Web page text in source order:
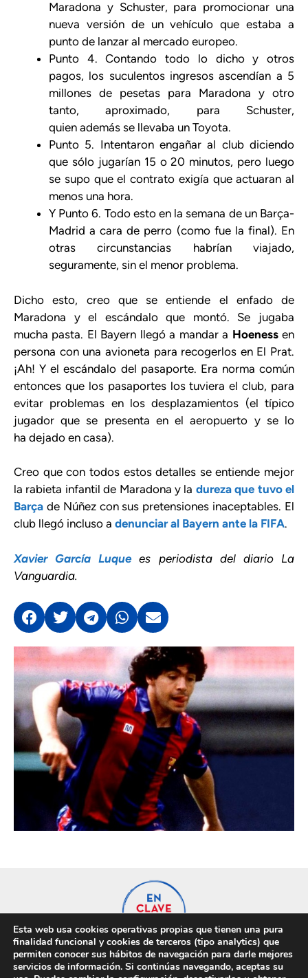
Maradona y Schuster, para promocionar una
nueva versión de un vehículo que estaba a
punto de lanzar al mercado europeo.
Punto 4. Contando todo lo dicho y otros
pagos, los suculentos ingresos ascendían a 5
millones de pesetas para Maradona y otro
tanto, aproximado, para Schuster,
quien además se llevaba un Toyota.
Punto 5. Intentaron engañar al club diciendo
que sólo jugarían 15 o 20 minutos, pero luego
se supo que el contrato exigía que actuaran al
menos una hora.
Y Punto 6. Todo esto en la semana de un Barça-
Madrid a cara de perro (como fue la final). En
otras circunstancias habrían viajado,
seguramente, sin el menor problema.
Dicho esto, creo que se entiende el enfado de
Maradona y el escándalo que montó. Se jugaba
mucha pasta. El Bayern llegó a mandar a Hoenessen
persona con una avioneta para recogerlos en El Prat.
¡Ah! Y el escándalo del pasaporte. Era norma común
entonces que los pasaportes los tuviera el club, para
evitar problemas en los desplazamientos (el típico
jugador que se presenta en el aeropuerto y se lo
ha dejado en casa).
Creo que con todos estos detalles se entiende mejor
la rabieta infantil de Maradona y la dureza que tuvo el
Barça de Núñez con sus pretensiones inaceptables. El
club llegó incluso a denunciar al Bayern ante la FIFA.
Xavier García Luquees periodista del diario La
Vanguardia.
Esta web usa cookies operativas propias que tienen una pura
finalidad funcional y cookies de terceros (tipo analytics) que
permiten conocer sus hábitos de navegación para darle mejores
servicios de información. Si continúas navegando, aceptas su